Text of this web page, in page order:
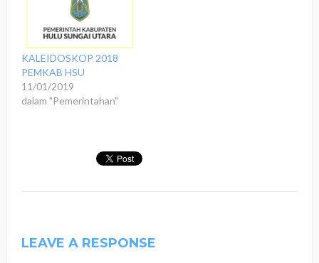
KALEIDOSKOP 2018
PEMKAB HSU
11/01/2019
dalam "Pemerintahan"
LEAVE A RESPONSE